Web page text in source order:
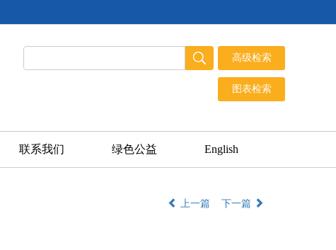
联系我们 绿色公益 English
上一篇 下一篇